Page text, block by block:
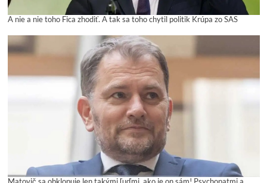
A nie a nie toho Fica zhodiť. A tak sa toho chytil politik Krúpa zo SAS